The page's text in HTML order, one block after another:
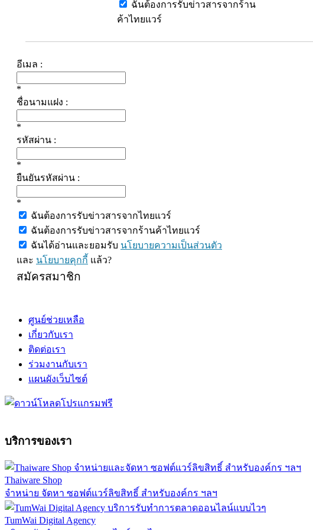
ฉันต้องการรับข่าวสารจากร้าน
ค้าไทยแวร์
อีเมล :
*
ชื่อนามแฝง :
*
รหัสผ่าน :
*
ยืนยันรหัสผ่าน :
*
ฉันต้องการรับข่าวสารจากไทยแวร์
ฉันต้องการรับข่าวสารจากร้านค้าไทยแวร์
ฉันได้อ่านและยอมรับ นโยบายความเป็นส่วนตัว
และ นโยบายคุกกี้ แล้ว?
สมัครสมาชิก
ศูนย์ช่วยเหลือ
เกี่ยวกับเรา
ติดต่อเรา
ร่วมงานกับเรา
แผนผังเว็บไซต์
บริการของเรา
Thaiware Shop
จำหน่าย จัดหา ซอฟต์แวร์ลิขสิทธิ์ สำหรับองค์กร ฯลฯ
TumWai Digital Agency